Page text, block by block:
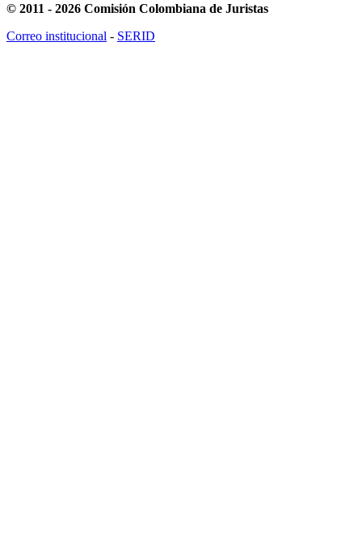
© 2011 - 2026 Comisión Colombiana de Juristas
Correo institucional - SERID